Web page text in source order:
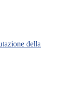
della